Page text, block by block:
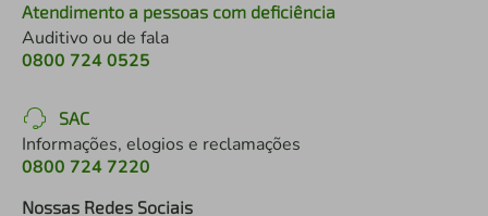
Atendimento a pessoas com deficiência
Auditivo ou de fala
0800 724 0525
SAC
Informações, elogios e reclamações
0800 724 7220
Nossas Redes Sociais